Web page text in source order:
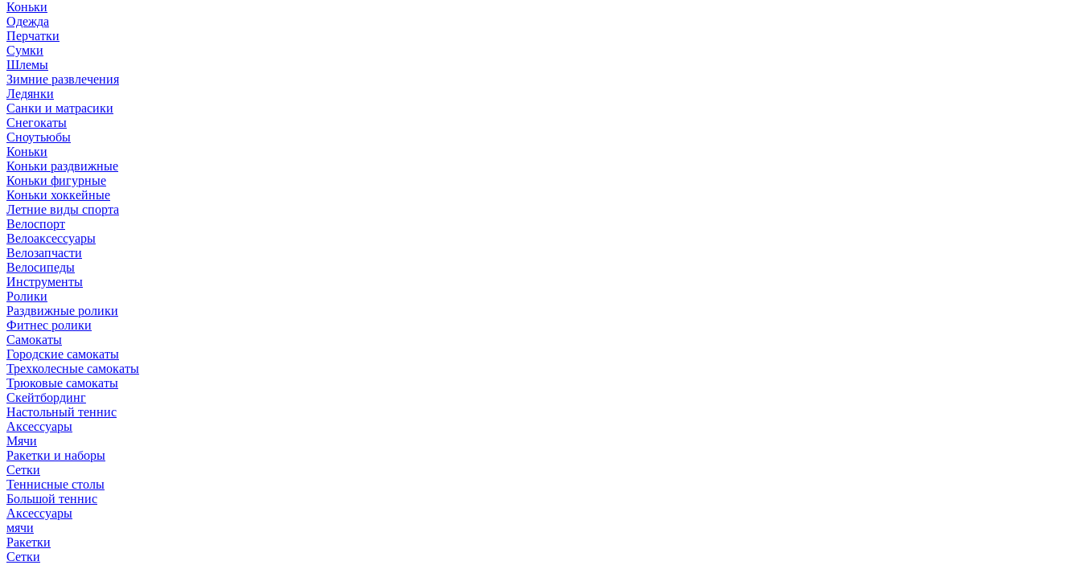
Коньки
Одежда
Перчатки
Сумки
Шлемы
Зимние развлечения
Ледянки
Санки и матрасики
Снегокаты
Сноутьюбы
Коньки
Коньки раздвижные
Коньки фигурные
Коньки хоккейные
Летние виды спорта
Велоспорт
Велоаксессуары
Велозапчасти
Велосипеды
Инструменты
Ролики
Раздвижные ролики
Фитнес ролики
Самокаты
Городские самокаты
Трехколесные самокаты
Трюковые самокаты
Скейтбординг
Настольный теннис
Аксессуары
Мячи
Ракетки и наборы
Сетки
Теннисные столы
Большой теннис
Аксессуары
мячи
Ракетки
Сетки